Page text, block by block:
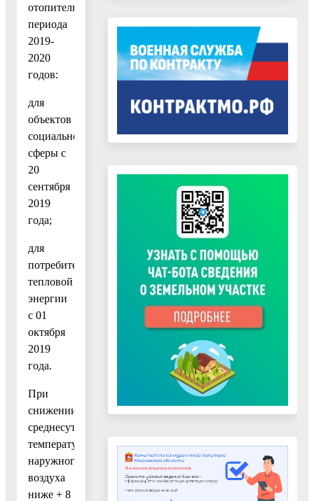
отопительного
периода
2019-
2020
годов:
для
объектов
социальной
сферы с
20
сентября
2019
года;
для
потребителей
тепловой
энергии
с 01
октября
2019
года.
При
снижении
среднесуточной
температуры
наружного
воздуха
ниже + 8